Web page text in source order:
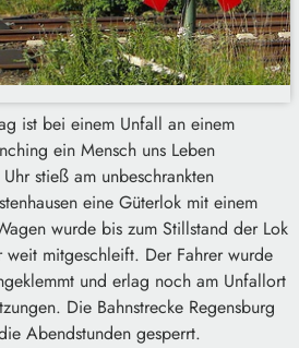
ist bei einem Unfall an einem
ein Mensch uns Leben
stieß am unbeschrankten
eine Güterlok mit einem
wurde bis zum Stillstand der Lok
weit mitgeschleift. Der Fahrer wurde
und erlag noch am Unfallort
Die Bahnstrecke Regensburg
Abendstunden gesperrt.